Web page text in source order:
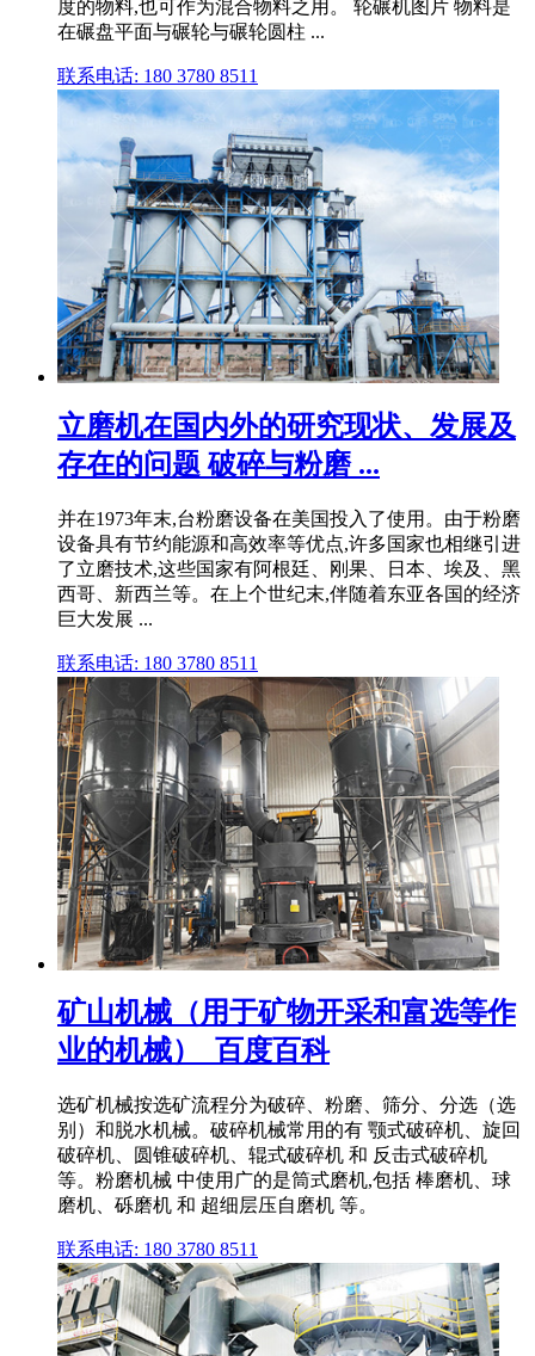
度的物料,也可作为混合物料之用。 轮碾机图片 物料是
在碾盘平面与碾轮与碾轮圆柱 ...
联系电话: 180 3780 8511
立磨机在国内外的研究现状、发展及
存在的问题 破碎与粉磨 ...
并在1973年末,台粉磨设备在美国投入了使用。由于粉磨
设备具有节约能源和高效率等优点,许多国家也相继引进
了立磨技术,这些国家有阿根廷、刚果、日本、埃及、黑
西哥、新西兰等。在上个世纪末,伴随着东亚各国的经济
巨大发展 ...
联系电话: 180 3780 8511
矿山机械（用于矿物开采和富选等作
业的机械）_百度百科
选矿机械按选矿流程分为破碎、粉磨、筛分、分选（选
别）和脱水机械。破碎机械常用的有 颚式破碎机、旋回
破碎机、圆锥破碎机、辊式破碎机 和 反击式破碎机
等。粉磨机械 中使用广的是筒式磨机,包括 棒磨机、球
磨机、砾磨机 和 超细层压自磨机 等。
联系电话: 180 3780 8511